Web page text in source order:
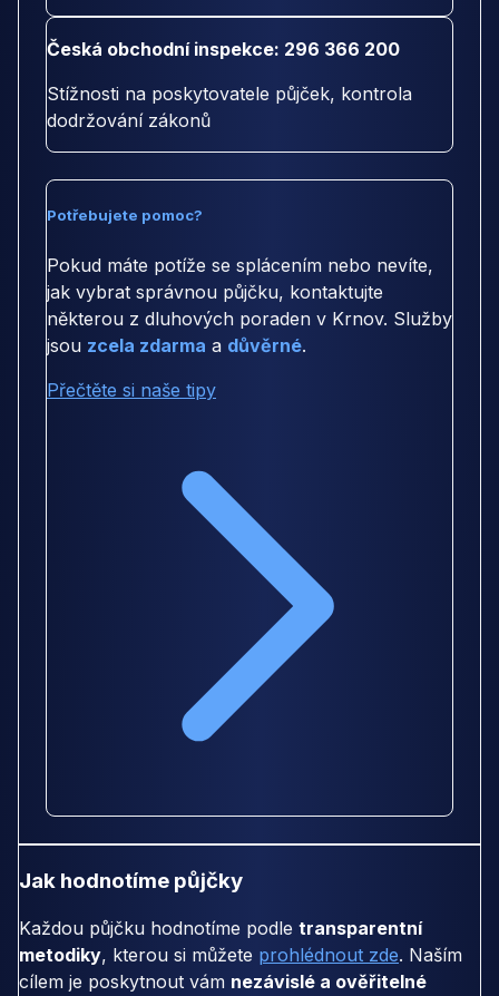
Česká obchodní inspekce: 296 366 200
Stížnosti na poskytovatele půjček, kontrola
dodržování zákonů
Potřebujete pomoc?
Pokud máte potíže se splácením nebo nevíte,
jak vybrat správnou půjčku, kontaktujte
některou z dluhových poraden v Krnov. Služby
jsou zcela zdarma a důvěrné.
Přečtěte si naše tipy
Jak hodnotíme půjčky
Každou půjčku hodnotíme podle transparentní
metodiky, kterou si můžete prohlédnout zde. Naším
cílem je poskytnout vám nezávislé a ověřitelné